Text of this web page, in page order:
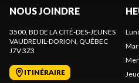
NOUS JOINDRE
3500, BD DE LA CITÉ-DES-JEUNES
VAUDREUIL-DORION, QUÉBEC
J7V 3Z3
ITINÉRAIRE